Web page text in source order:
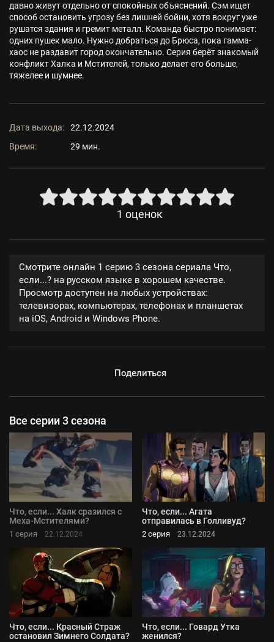
давно живут отдельно от спокойных объяснений. Сэм ищет
способ остановить угрозу без лишней бойни, хотя вокруг уже
рушатся здания и гремит металл. Команда быстро понимает:
одних пушек мало. Нужно добраться до Брюса, пока гамма-
хаос не раздавит город окончательно. Серия берёт знакомый
конфликт Халка и Мстителей, только делает его больше,
тяжелее и шумнее.
Дата выхода:
22.12.2024
Время:
29 мин.
1 оценок
Смотрите онлайн 1 серию 3 сезона сериала Что,
если...? на русском языке в хорошем качестве.
Просмотр доступен на любых устройствах:
телевизорах, компьютерах, телефонах и планшетах
на iOS, Android и Windows Phone.
Поделиться
Все серии 3 сезона
Что, если... Халк сразился с
Меха-Мстителями?
1 серия 22.12.2024
Что, если... Агата
отправилась в Голливуд?
2 серия 23.12.2024
Что, если... Красный Страж
остановил Зимнего Солдата?
Что, если... Говард Утка
женился?